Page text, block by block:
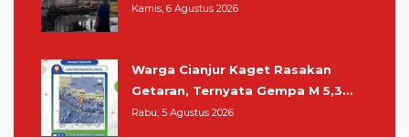
Kamis, 6 Agustus 2026
Warga Cianjur Kaget Rasakan
Getaran, Ternyata Gempa M 5,3
Berpusat di Pangandaran
Rabu, 5 Agustus 2026